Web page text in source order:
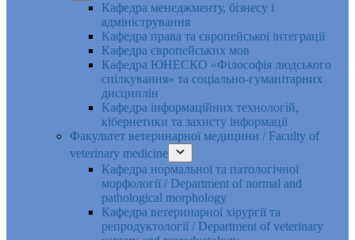
Кафедра менеджменту, бізнесу і
адміністрування
Кафедра права та європейської інтеграції
Кафедра європейських мов
Кафедра ЮНЕСКО «Філософія людського
спілкування» та соціально-гуманітарних
дисциплін
Кафедра інформаційних технологій,
кібернетики та захисту інформації
Факультет ветеринарної медицини / Faculty of
veterinary medicine
Кафедра нормальної та патологічної
морфології / Department of normal and
pathological morphology
Кафедра ветеринарної хірургії та
репродуктології / Department of veterinary